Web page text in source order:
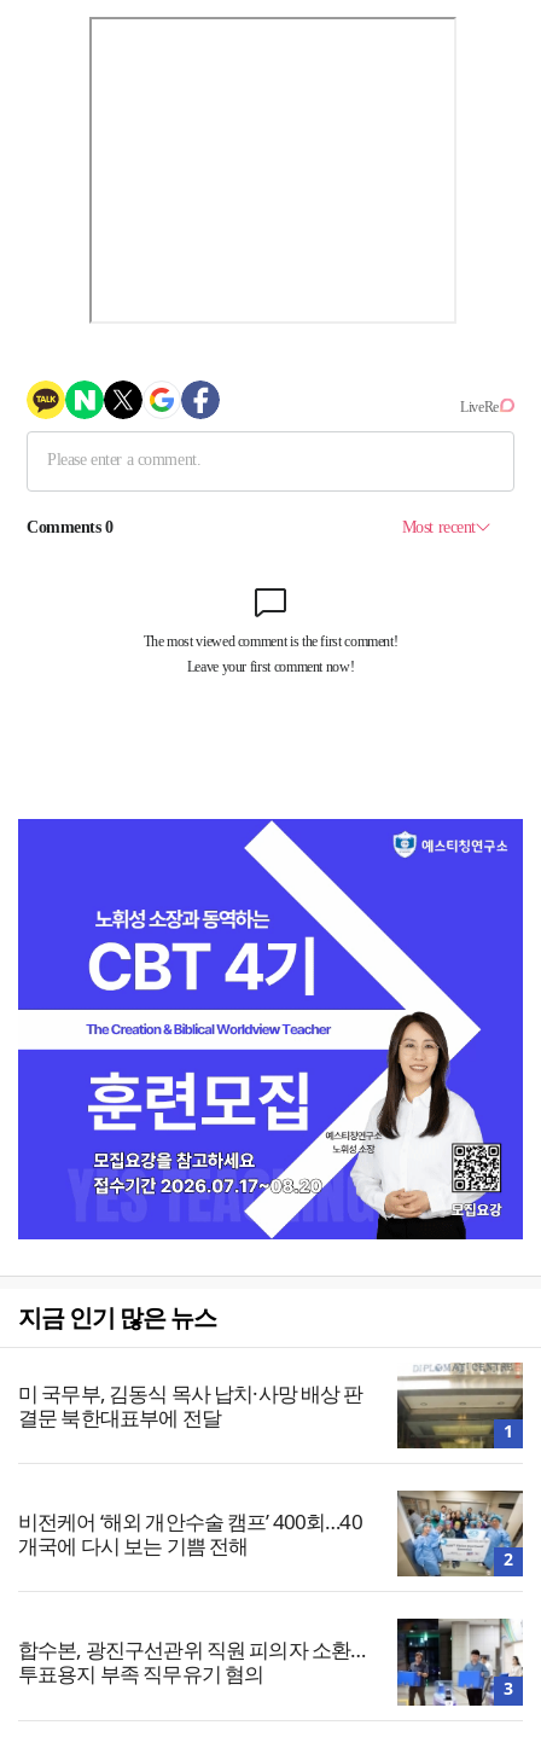
지금 인기 많은 뉴스
미 국무부, 김동식 목사 납치·사망 배상 판
결문 북한대표부에 전달
1
비전케어 ‘해외 개안수술 캠프’ 400회…40
개국에 다시 보는 기쁨 전해
2
합수본, 광진구선관위 직원 피의자 소환…
투표용지 부족 직무유기 혐의
3